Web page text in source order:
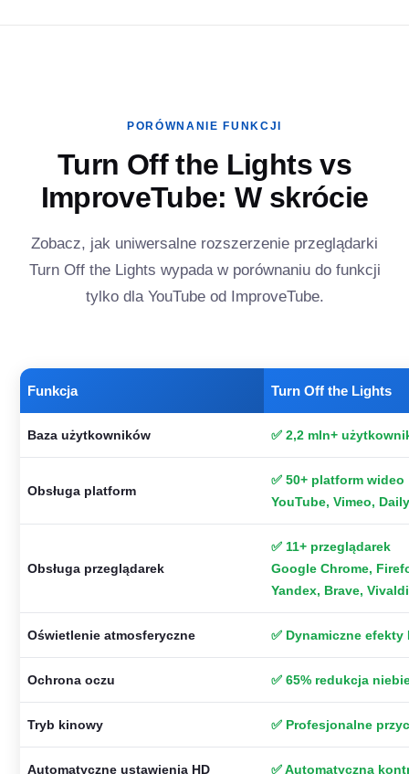
PORÓWNANIE FUNKCJI
Turn Off the Lights vs
ImproveTube: W skrócie
Zobacz, jak uniwersalne rozszerzenie przeglądarki
Turn Off the Lights wypada w porównaniu do funkcji
tylko dla YouTube od ImproveTube.
Funkcja Turn Off the Lights
Baza użytkowników ✅ 2,2 mln+
Obsługa platform
✅ 50+ platform wideo
YouTube, Vimeo,
Obsługa przeglądarek
✅ 11+ przeglądarek
Google Chrome,
Yandex, Brave,
Oświetlenie atmosferyczne ✅ Dynamiczne efekty
Ochrona oczu ✅ 65% redukcja
Tryb kinowy ✅ Profesjonalne
Automatyczne ustawienia HD ✅ Automatyczna